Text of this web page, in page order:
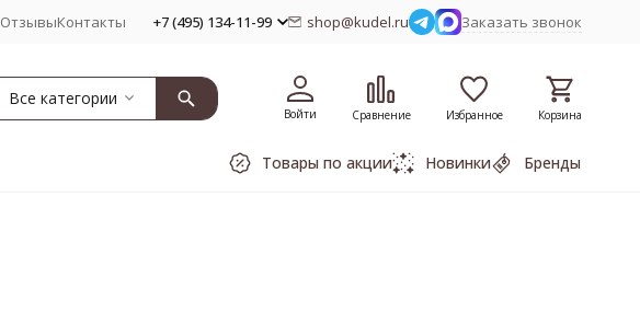
ОтзывыКонтакты +7 (495) 134-11-99 shop@kudel.ru Заказать звонок
Все категории
Войти Сравнение Избранное Корзина
Товары по акции Новинки Бренды